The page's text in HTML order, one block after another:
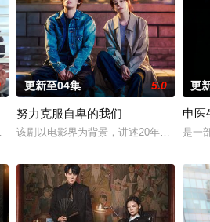
仁雅（申惠善饰）和瞬间被降职为公司内
更新至04集 5.0
努力克服自卑的我们
该剧以电影界为背景，讲述20年来无法出
更
申医
是一